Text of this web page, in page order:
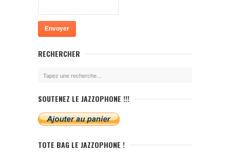
RECHERCHER
SOUTENEZ LE JAZZOPHONE !!!
TOTE BAG LE JAZZOPHONE !